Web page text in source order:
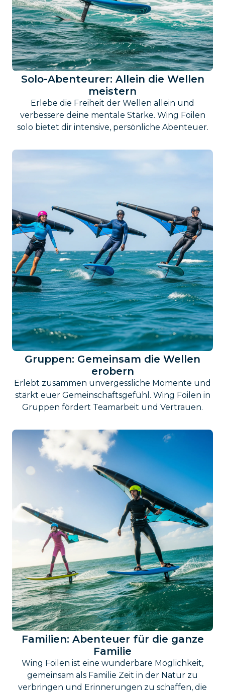
Solo-Abenteurer: Allein die Wellen
meistern
Erlebe die Freiheit der Wellen allein und
verbessere deine mentale Stärke. Wing Foilen
solo bietet dir intensive, persönliche Abenteuer.
Gruppen: Gemeinsam die Wellen
erobern
Erlebt zusammen unvergessliche Momente und
stärkt euer Gemeinschaftsgefühl. Wing Foilen in
Gruppen fördert Teamarbeit und Vertrauen.
Familien: Abenteuer für die ganze
Familie
Wing Foilen ist eine wunderbare Möglichkeit,
gemeinsam als Familie Zeit in der Natur zu
verbringen und Erinnerungen zu schaffen, die